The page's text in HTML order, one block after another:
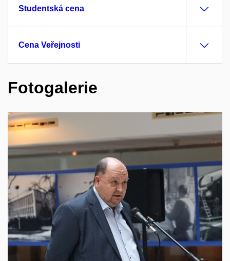
Studentská cena
Cena Veřejnosti
Fotogalerie